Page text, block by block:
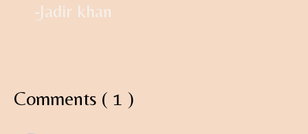
-Jadir khan
Comments ( 1 )